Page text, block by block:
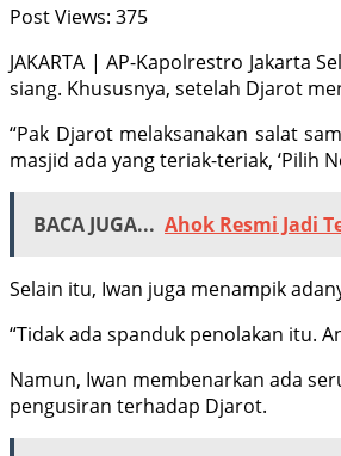
Post Views: 375
JAKARTA | AP-Kapolrestro Jakarta
siang. Khususnya, setelah Djarot
“Pak Djarot melaksanakan salat
masjid ada yang teriak-teriak, ‘Pilih
BACA JUGA... Ahok Resmi Jadi
Selain itu, Iwan juga menampik
“Tidak ada spanduk penolakan itu.
Namun, Iwan membenarkan ada
pengusiran terhadap Djarot.